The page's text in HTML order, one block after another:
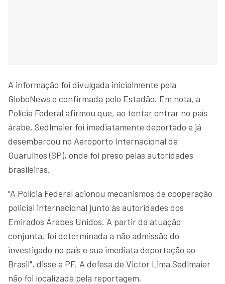
A informação foi divulgada inicialmente pela
GloboNews e confirmada pelo Estadão. Em nota, a
Polícia Federal afirmou que, ao tentar entrar no país
árabe, Sedlmaier foi imediatamente deportado e já
desembarcou no Aeroporto Internacional de
Guarulhos (SP), onde foi preso pelas autoridades
brasileiras.
"A Polícia Federal acionou mecanismos de cooperação
policial internacional junto às autoridades dos
Emirados Árabes Unidos. A partir da atuação
conjunta, foi determinada a não admissão do
investigado no país e sua imediata deportação ao
Brasil", disse a PF. A defesa de Victor Lima Sedlmaier
não foi localizada pela reportagem.